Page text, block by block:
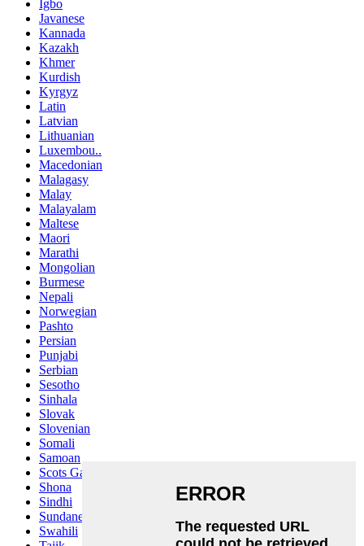
Igbo
Javanese
Kannada
Kazakh
Khmer
Kurdish
Kyrgyz
Latin
Latvian
Lithuanian
Luxembou..
Macedonian
Malagasy
Malay
Malayalam
Maltese
Maori
Marathi
Mongolian
Burmese
Nepali
Norwegian
Pashto
Persian
Punjabi
Serbian
Sesotho
Sinhala
Slovak
Slovenian
Somali
Samoan
Scots Gaelic
Shona
Sindhi
Sundanese
Swahili